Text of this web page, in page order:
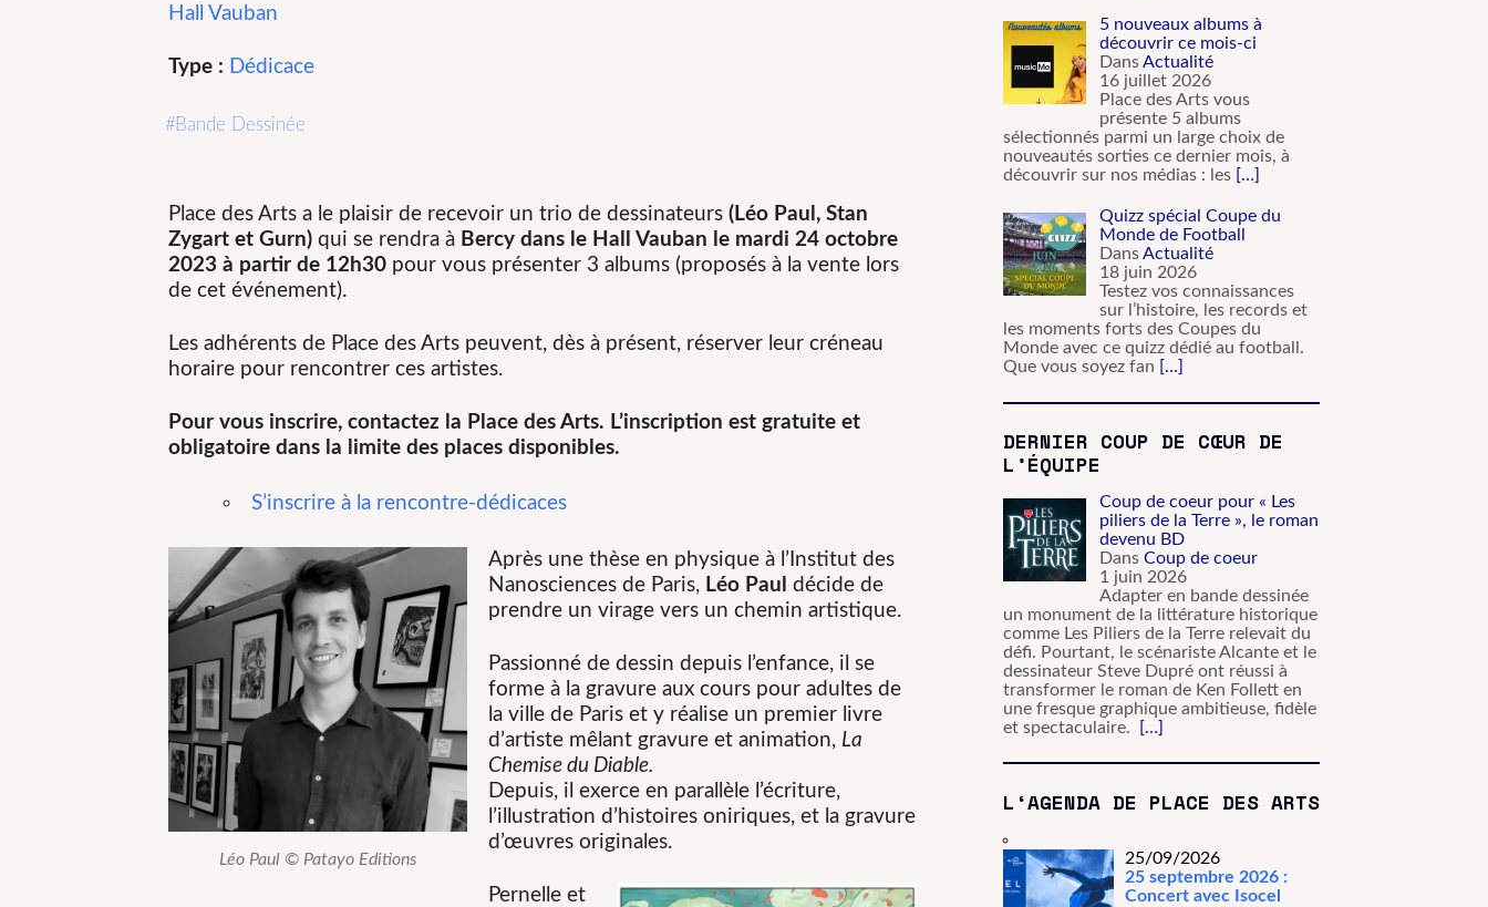
Hall Vauban
Type : Dédicace
Bande Dessinée
Place des Arts a le plaisir de recevoir un trio de dessinateurs (Léo Paul, Stan
Zygart et Gurn) qui se rendra à Bercy dans le Hall Vauban le mardi 24 octobre
2023 à partir de 12h30 pour vous présenter 3 albums (proposés à la vente lors
de cet événement).
Les adhérents de Place des Arts peuvent, dès à présent, réserver leur créneau
horaire pour rencontrer ces artistes.
Pour vous inscrire, contactez la Place des Arts. L’inscription est gratuite et
obligatoire dans la limite des places disponibles.
S’inscrire à la rencontre-dédicaces
Léo Paul © Patayo Editions
Après une thèse en physique à l’Institut des
Nanosciences de Paris, Léo Paul décide de
prendre un virage vers un chemin artistique.
Passionné de dessin depuis l’enfance, il se
forme à la gravure aux cours pour adultes de
la ville de Paris et y réalise un premier livre
d’artiste mêlant gravure et animation, La
Chemise du Diable.
Depuis, il exerce en parallèle l’écriture,
l’illustration d’histoires oniriques, et la gravure
d’œuvres originales.
Pernelle et
5 nouveaux albums à
découvrir ce mois-ci
DansActualité
16 juillet 2026
Place des Arts vous
présente 5 albums
sélectionnés parmi un large choix de
nouveautés sorties ce dernier mois, à
découvrir sur nos médias : les […]
Quizz spécial Coupe du
Monde de Football
DansActualité
18 juin 2026
Testez vos connaissances
sur l’histoire, les records et
les moments forts des Coupes du
Monde avec ce quizz dédié au football.
Que vous soyez fan […]
DERNIER COUP DE CŒUR DE
L’ÉQUIPE
Coup de coeur pour « Les
piliers de la Terre », le roman
devenu BD
Dans Coup de coeur
1 juin 2026
Adapter en bande dessinée
un monument de la littérature historique
comme Les Piliers de la Terre relevait du
défi. Pourtant, le scénariste Alcante et le
dessinateur Steve Dupré ont réussi à
transformer le roman de Ken Follett en
une fresque graphique ambitieuse, fidèle
et spectaculaire.
[…]
L‘AGENDA DE PLACE DES ARTS
25/09/2026
25 septembre 2026 :
Concert avec Isocel